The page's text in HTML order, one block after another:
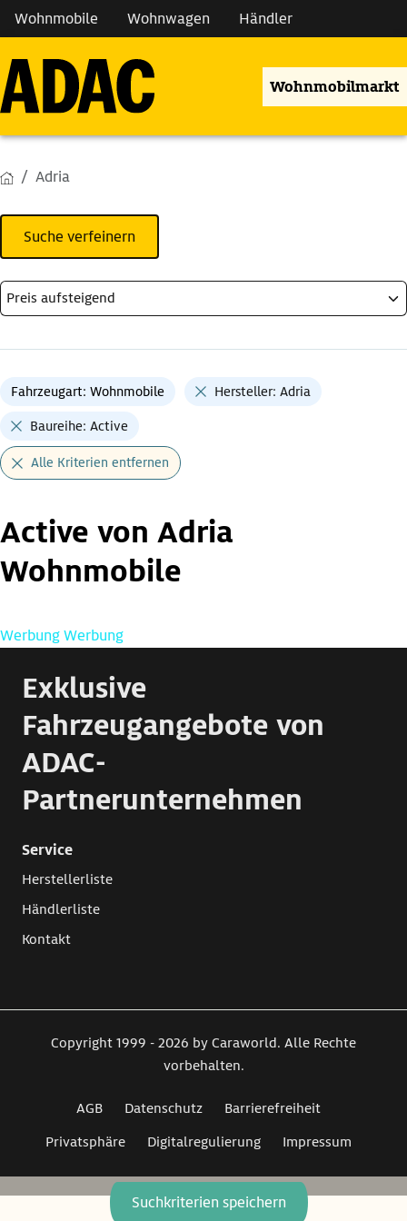
Wohnmobile Wohnwagen Händler
Wohnmobilmarkt
Adria
Suche verfeinern
Suchkriterien speichern
Fahrzeugart: Wohnmobile Hersteller: Adria
Baureihe: Active
Alle Kriterien entfernen
Active von Adria
Wohnmobile
WerbungWerbung
Exklusive
Fahrzeugangebote von
ADAC-
Partnerunternehmen
Service
Herstellerliste
Händlerliste
Kontakt
Copyright 1999 - 2026 by Caraworld. Alle Rechte
vorbehalten.
AGB Datenschutz
Barrierefreiheit
Privatsphäre
Digitalregulierung Impressum